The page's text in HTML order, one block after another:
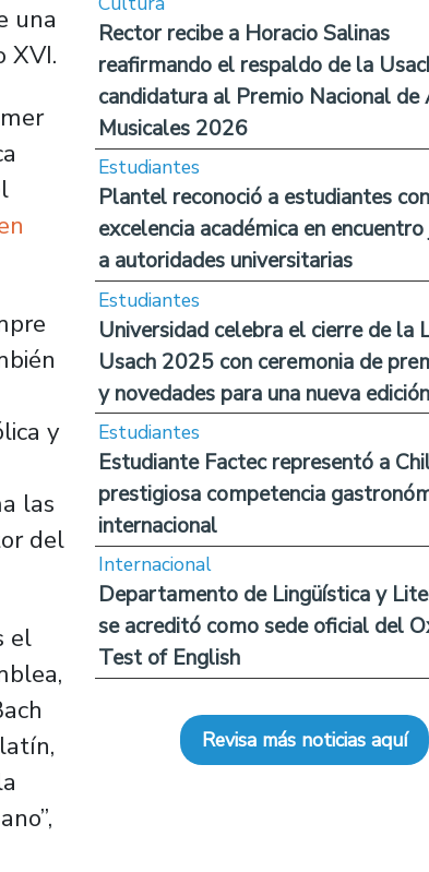
una
XVI.
y
las
del
el
Rector recibe a Horacio Salinas
reafirmando el respaldo de la
candidatura al Premio Nacional
Musicales 2026
Estudiantes
Plantel reconoció a estudiantes con
excelencia académica en
a autoridades universitarias
Estudiantes
Universidad celebra el cierre de la
Usach 2025 con ceremonia de
y novedades para una nueva edición
Estudiantes
Estudiante Factec representó a
prestigiosa competencia
internacional
Internacional
Departamento de Lingüística y
se acreditó como sede oficial del
Test of English
Revisa más noticias aquí